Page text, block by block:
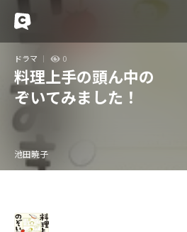
ドラマ 0
料理上手の頭ん中の
ぞいてみました！
池田暁子